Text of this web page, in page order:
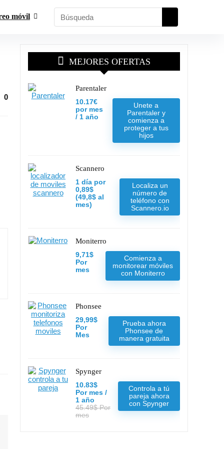
móvil
0
MEJORES OFERTAS
Parentaler
10.17€
por mes
/ 1 año
Unete a
Parentaler y
comienza a
proteger a tus
hijos
Scannero
1 día por
0,89$
(49,8$ al
mes)
Localiza un
número de
teléfono con
Scannero.io
Moniterro
9,71$
Por
mes
Comienza a
monitorear móviles
con Moniterro
Phonsee
29,99$
Por
Mes
Prueba ahora
Phonsee de
manera gratuita
Spynger
10.83$
Por mes /
1 año
45.49$ Por
mes
Controla a tú
pareja ahora
con Spynger